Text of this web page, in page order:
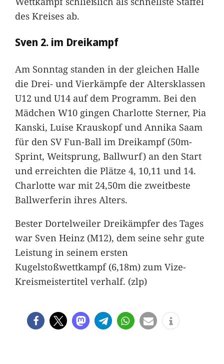
des Kreises ab.
Sven 2. im Dreikampf
Am Sonntag standen in der gleichen Halle
die Drei- und Vierkämpfe der Altersklassen
U12 und U14 auf dem Programm. Bei den
Mädchen W10 gingen Charlotte Sterner, Pia
Kanski, Luise Krauskopf und Annika Saam
für den SV Fun-Ball im Dreikampf (50m-
Sprint, Weitsprung, Ballwurf) an den Start
und erreichten die Plätze 4, 10,11 und 14.
Charlotte war mit 24,50m die zweitbeste
Ballwerferin ihres Alters.
Bester Dortelweiler Dreikämpfer des Tages
war Sven Heinz (M12), dem seine sehr gute
Leistung in seinem ersten
Kugelstoßwettkampf (6,18m) zum Vize-
Kreismeistertitel verhalf. (zlp)